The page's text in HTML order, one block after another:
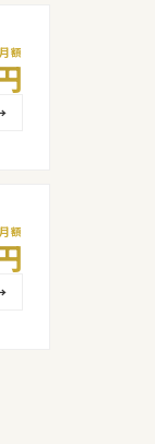
月額
月額